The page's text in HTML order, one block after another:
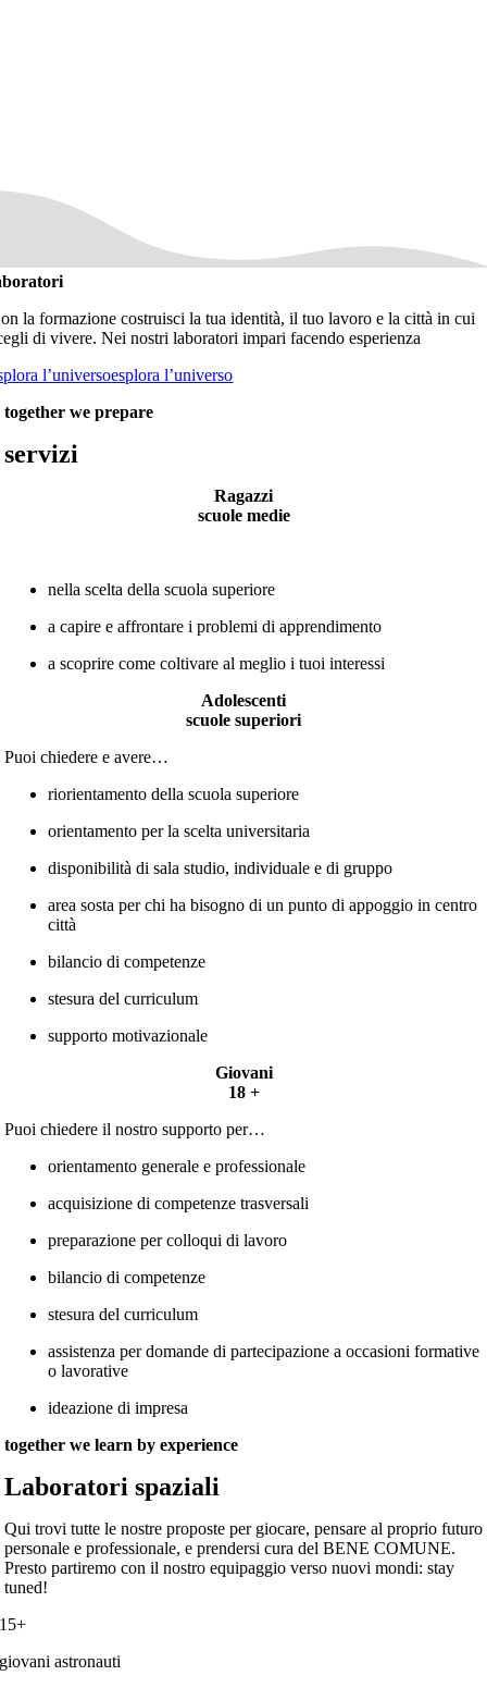
la formazione costruisci la tua identità, il tuo lavoro e la città in cui
di vivere. Nei nostri laboratori impari facendo esperienza
l’universoesplora l’universo
together we prepareour spacecraft
servizi
Ragazzi
scuole medie
nella scelta della scuola superiore
a capire e affrontare i problemi di apprendimento
a scoprire come coltivare al meglio i tuoi interessi
Adolescenti
scuole superiori
Puoi chiedere e avere…
riorientamento della scuola superiore
orientamento per la scelta universitaria
disponibilità di sala studio, individuale e di gruppo
area sosta per chi ha bisogno di un punto di appoggio in centro
città
bilancio di competenze
stesura del curriculum
supporto motivazionale
Giovani
18 +
Puoi chiedere il nostro supporto per…
orientamento generale e professionale
acquisizione di competenze trasversali
preparazione per colloqui di lavoro
bilancio di competenze
stesura del curriculum
assistenza per domande di partecipazione a occasioni formative
o lavorative
ideazione di impresa
together we learn by experience
Laboratori spaziali
Qui trovi tutte le nostre proposte per giocare, pensare al proprio futuro
personale e professionale, e prendersi cura del BENE COMUNE.
Presto partiremo con il nostro equipaggio verso nuovi mondi: stay
tuned!
15+
giovani astronauti